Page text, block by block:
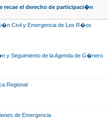
recae el derecho de participaci�n
Civil y Emergencia de Los R�os
y Seguimiento de la Agenda de G�nero
Regional
de Emergencia